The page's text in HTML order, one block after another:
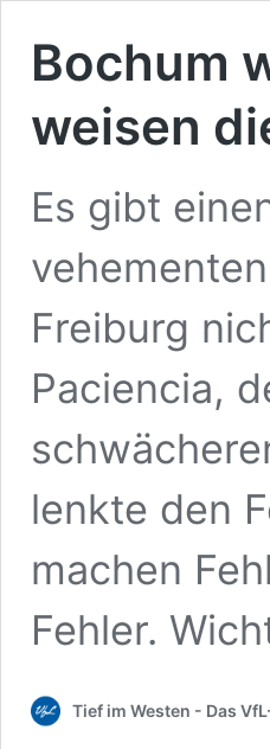
Bochum
weisen
Es gibt
Freiburg
Paciencia,
lenkte den
machen
Fehler.
Tief im Westen - Das